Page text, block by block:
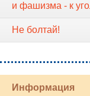
и фашизма - к
Не болтай!
Информация